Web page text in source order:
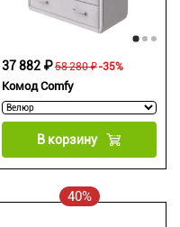
Комод Comfy
58 280 ₽
37 882 ₽ -35%
В корзину
40%